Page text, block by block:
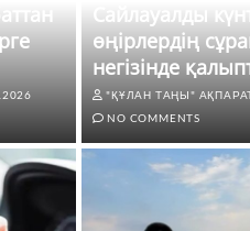
Сайлауалды
өңірлердің
негізінде
"ҚҰЛАН ТАҢЫ"
NO COMMENTS